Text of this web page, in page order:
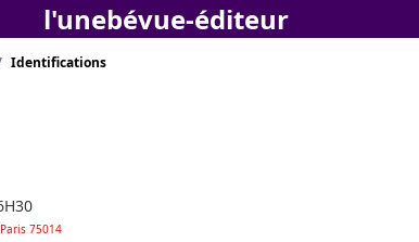
Identifications
75014
l'unebévue-éditeur